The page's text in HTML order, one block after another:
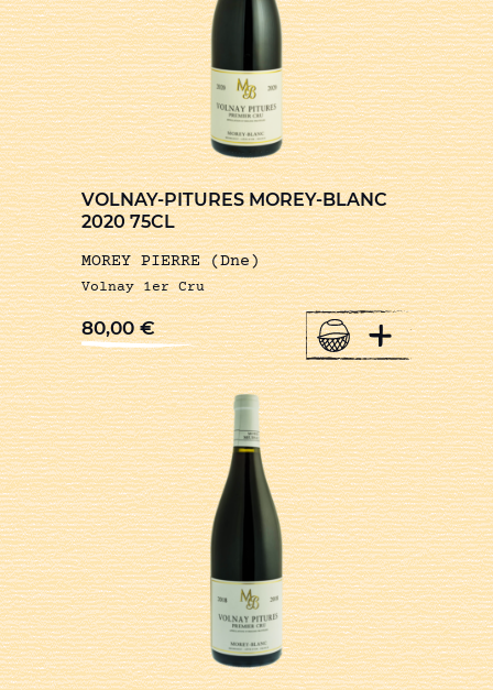
VOLNAY-PITURES MOREY-BLANC
2020 75CL
MOREY PIERRE (Dne)
Volnay 1er Cru
80,00€ +